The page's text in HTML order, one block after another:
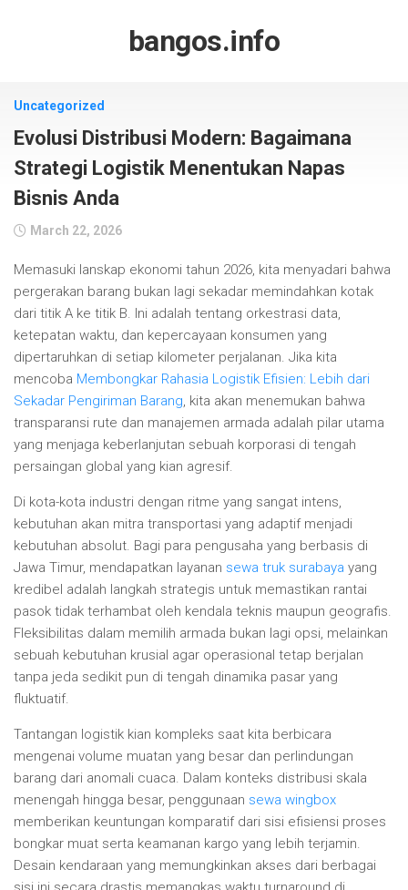
bangos.info
Uncategorized
Evolusi Distribusi Modern: Bagaimana
Strategi Logistik Menentukan Napas
Bisnis Anda
March 22, 2026
Memasuki lanskap ekonomi tahun 2026, kita menyadari bahwa
pergerakan barang bukan lagi sekadar memindahkan kotak
dari titik A ke titik B. Ini adalah tentang orkestrasi data,
ketepatan waktu, dan kepercayaan konsumen yang
dipertaruhkan di setiap kilometer perjalanan. Jika kita
mencoba Membongkar Rahasia Logistik Efisien: Lebih dari
Sekadar Pengiriman Barang, kita akan menemukan bahwa
transparansi rute dan manajemen armada adalah pilar utama
yang menjaga keberlanjutan sebuah korporasi di tengah
persaingan global yang kian agresif.
Di kota-kota industri dengan ritme yang sangat intens,
kebutuhan akan mitra transportasi yang adaptif menjadi
kebutuhan absolut. Bagi para pengusaha yang berbasis di
Jawa Timur, mendapatkan layanan sewa truk surabaya yang
kredibel adalah langkah strategis untuk memastikan rantai
pasok tidak terhambat oleh kendala teknis maupun geografis.
Fleksibilitas dalam memilih armada bukan lagi opsi, melainkan
sebuah kebutuhan krusial agar operasional tetap berjalan
tanpa jeda sedikit pun di tengah dinamika pasar yang
fluktuatif.
Tantangan logistik kian kompleks saat kita berbicara
mengenai volume muatan yang besar dan perlindungan
barang dari anomali cuaca. Dalam konteks distribusi skala
menengah hingga besar, penggunaan sewa wingbox
memberikan keuntungan komparatif dari sisi efisiensi proses
bongkar muat serta keamanan kargo yang lebih terjamin.
Desain kendaraan yang memungkinkan akses dari berbagai